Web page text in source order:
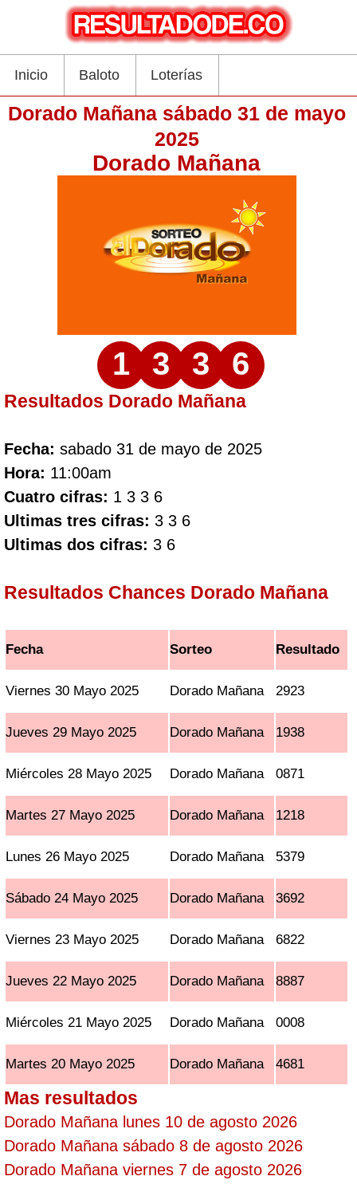
Inicio Baloto Loterías
Dorado Mañana sábado 31 de mayo
2025
Dorado Mañana
1 3 3 6
Resultados Dorado Mañana
Fecha: sabado 31 de mayo de 2025
Hora: 11:00am
Cuatro cifras: 1 3 3 6
Ultimas tres cifras: 3 3 6
Ultimas dos cifras: 3 6
Resultados Chances Dorado Mañana
Fecha Sorteo Resultado
Viernes 30 Mayo 2025 Dorado Mañana 2923
Jueves 29 Mayo 2025 Dorado Mañana 1938
Miércoles 28 Mayo 2025 Dorado Mañana 0871
Martes 27 Mayo 2025 Dorado Mañana 1218
Lunes 26 Mayo 2025 Dorado Mañana 5379
Sábado 24 Mayo 2025 Dorado Mañana 3692
Viernes 23 Mayo 2025 Dorado Mañana 6822
Jueves 22 Mayo 2025 Dorado Mañana 8887
Miércoles 21 Mayo 2025 Dorado Mañana 0008
Martes 20 Mayo 2025 Dorado Mañana 4681
Mas resultados
Dorado Mañana lunes 10 de agosto 2026
Dorado Mañana sábado 8 de agosto 2026
Dorado Mañana viernes 7 de agosto 2026